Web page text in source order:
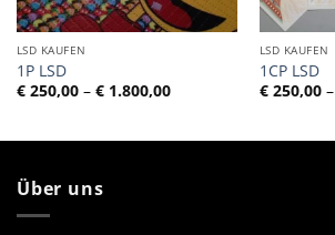
LSD KAUFEN
1P LSD
€250,00 – €1.800,00Preisspanne:
LSD KAUFEN
1CP LSD
€250,00 –
Über uns